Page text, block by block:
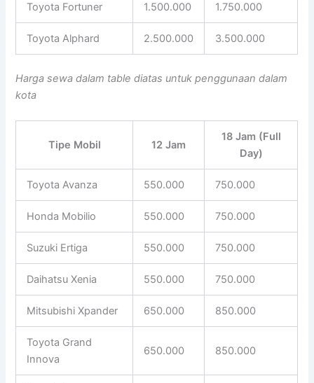
Toyota Fortuner 1.500.000 1.750.000
Toyota Alphard 2.500.000 3.500.000
Harga sewa dalam table diatas untuk penggunaan dalam
kota
Tipe Mobil 12 Jam
18 Jam (Full
Day)
Toyota Avanza 550.000 750.000
Honda Mobilio 550.000 750.000
Suzuki Ertiga 550.000 750.000
Daihatsu Xenia 550.000 750.000
Mitsubishi Xpander 650.000 850.000
Toyota Grand
Innova
650.000 850.000